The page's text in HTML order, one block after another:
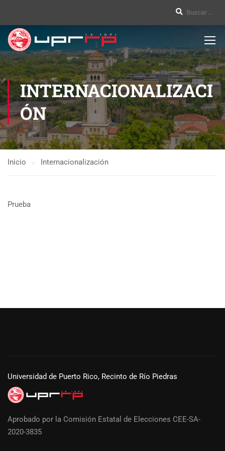
INTERNACIONALIZACI
ÓN
Inicio Internacionalización
Prueba
Universidad de Puerto Rico, Recinto de Río Piedras
Aprobado por la Comisión Estatal de Elecciones CEE-SA-
2020-3835